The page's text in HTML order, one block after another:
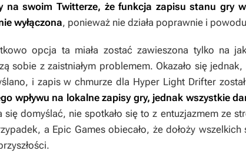
na swoim Twitterze, że funkcja zapisu stanu gry
wyłączona, ponieważ nie działa poprawnie i
opcja ta miała zostać zawieszona tylko na
sobie z zaistniałym problemem. Okazało się
i zapis w chmurze dla Hyper Light Drifter
wpływu na lokalne zapisy gry, jednak wszystkie
się domyślać, nie spotkało się to z entuzjazmem ze
a Epic Games obiecało, że dołoży